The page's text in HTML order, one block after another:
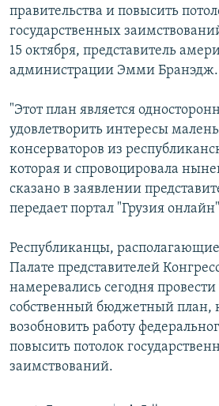
СПОРТ
АРХИВ
Հայերեն
English
Русский
Все сайты Радио Азатутюн
правительства и повысить
государственных
15 октября, представитель
администрации Эмми Бранэдж.
"Этот план является
удовлетворить интересы
консерваторов из
которая и спровоцировала
сказано в заявлении
передает портал "Грузия
Республиканцы,
Палате представителей
намеревались сегодня провести
собственный бюджетный план,
возобновить работу
повысить потолок
заимствований.